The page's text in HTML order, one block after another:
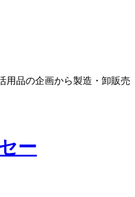
用品の企画から製造・卸販売